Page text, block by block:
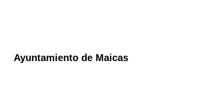
Ayuntamiento de Maicas